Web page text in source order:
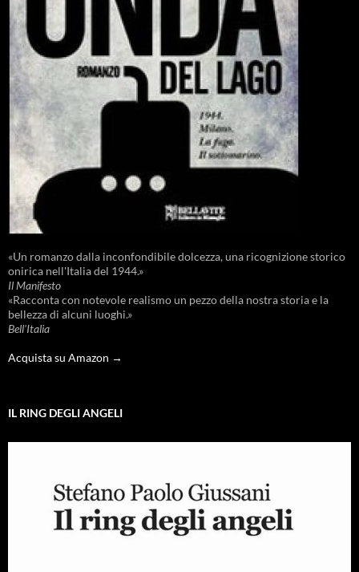
«Un romanzo dalla inconfondibile dolcezza, una ricognizione storico
onirica nell'Italia del 1944.»
Il Manifesto
«Racconta con notevole realismo un pezzo della nostra storia e la
bellezza di alcuni luoghi.»
Bell'Italia
Acquista su Amazon →
IL RING DEGLI ANGELI